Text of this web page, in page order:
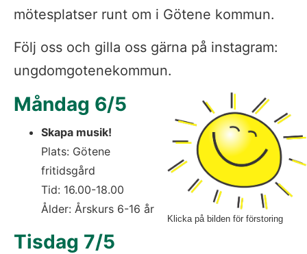
mötesplatser runt om i Götene kommun.
Följ oss och gilla oss gärna på instagram:
ungdomgotenekommun.
Klicka på bilden för förstoring
Måndag 6/5
Skapa musik!
Plats: Götene
fritidsgård
Tid: 16.00-18.00
Ålder: Årskurs 6-16 år
Tisdag 7/5